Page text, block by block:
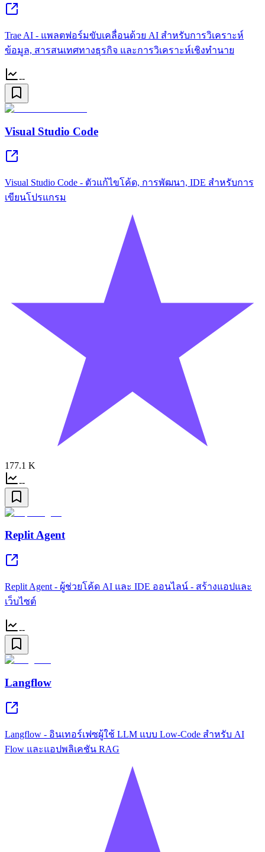
Trae AI - แพลตฟอร์มขับเคลื่อนด้วย AI สำหรับการวิเคราะห์
ข้อมูล, สารสนเทศทางธุรกิจ และการวิเคราะห์เชิงทำนาย
--
Visual Studio Code
Visual Studio Code - ตัวแก้ไขโค้ด, การพัฒนา, IDE สำหรับการ
เขียนโปรแกรม
177.1 K
--
Replit Agent
Replit Agent - ผู้ช่วยโค้ด AI และ IDE ออนไลน์ - สร้างแอปและ
เว็บไซต์
--
Langflow
Langflow - อินเทอร์เฟซผู้ใช้ LLM แบบ Low-Code สำหรับ AI
Flow และแอปพลิเคชัน RAG